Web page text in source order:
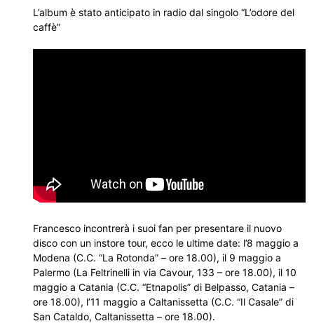
L’album è stato anticipato in radio dal singolo “L’odore del
caffè”
Francesco incontrerà i suoi fan per presentare il nuovo
disco con un instore tour, ecco le ultime date: l’8 maggio a
Modena (C.C. “La Rotonda” – ore 18.00), il 9 maggio a
Palermo (La Feltrinelli in via Cavour, 133 – ore 18.00), il 10
maggio a Catania (C.C. “Etnapolis” di Belpasso, Catania –
ore 18.00), l’11 maggio a Caltanissetta (C.C. “Il Casale” di
San Cataldo, Caltanissetta – ore 18.00).